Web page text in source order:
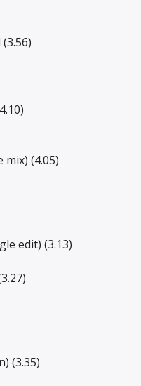
mix) (4.05)
edit) (3.13)
(3.35)